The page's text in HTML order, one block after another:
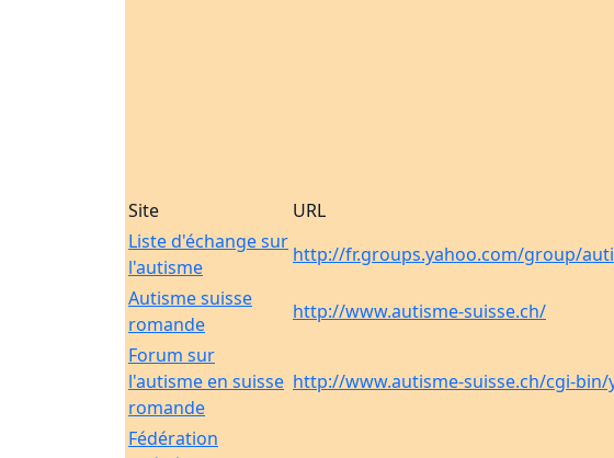
Site
URL
Liste d'échange sur
l'autisme
http://fr.groups.yahoo.com/group/
Autisme suisse
romande
http://www.autisme-suisse.ch/
Forum sur
l'autisme en suisse
romande
http://www.autisme-suisse.ch/cgi-bin/
Fédération